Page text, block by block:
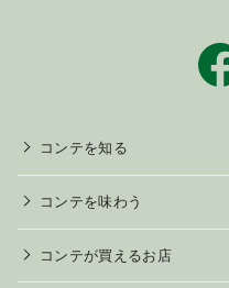
Facebook
コンテを知る
コンテを味わう
コンテが買えるお店